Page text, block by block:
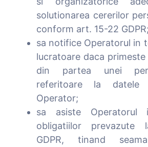
solutionarea cererilor
conform art. 15-22 GDPR;
sa notifice Operatorul in
lucratoare daca
din partea unei
referitoare la datele
Operator;
sa asiste Operatorul
obligatiilor
GDPR, tinand